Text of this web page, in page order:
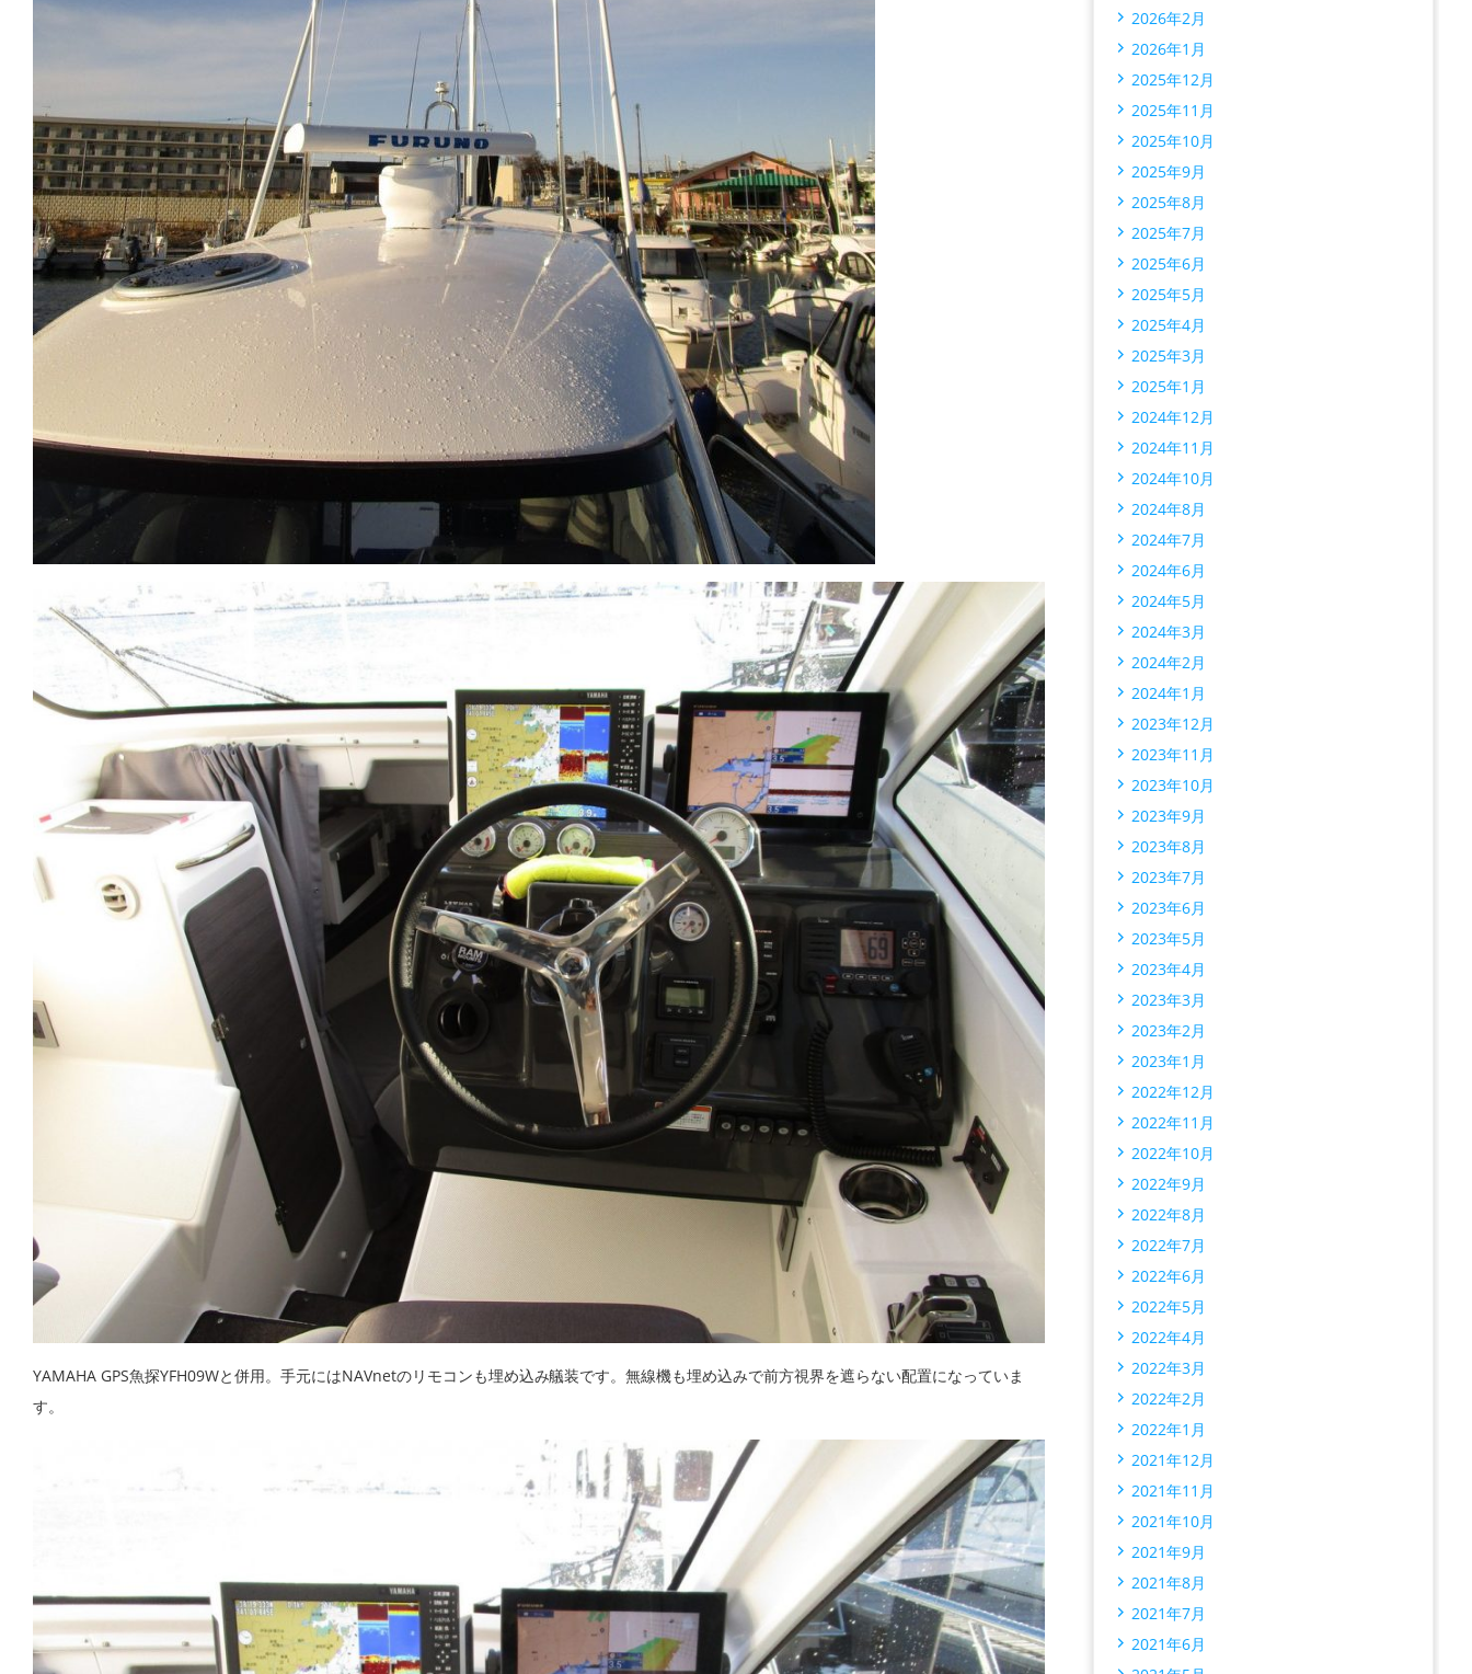
YAMAHA GPS魚探YFH09Wと併用。手元にはNAVnetのリモコンも埋め込み艤装です。無線機も埋め込みで前方視界を遮らない配置になっていま
す。
2026年2月
2026年1月
2025年12月
2025年11月
2025年10月
2025年9月
2025年8月
2025年7月
2025年6月
2025年5月
2025年4月
2025年3月
2025年1月
2024年12月
2024年11月
2024年10月
2024年8月
2024年7月
2024年6月
2024年5月
2024年3月
2024年2月
2024年1月
2023年12月
2023年11月
2023年10月
2023年9月
2023年8月
2023年7月
2023年6月
2023年5月
2023年4月
2023年3月
2023年2月
2023年1月
2022年12月
2022年11月
2022年10月
2022年9月
2022年8月
2022年7月
2022年6月
2022年5月
2022年4月
2022年3月
2022年2月
2022年1月
2021年12月
2021年11月
2021年10月
2021年9月
2021年8月
2021年7月
2021年6月